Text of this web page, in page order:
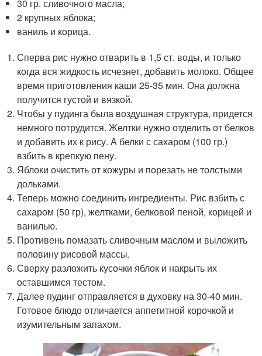
30 гр. сливочного масла;
2 крупных яблока;
ваниль и корица.
Сперва рис нужно отварить в 1,5 ст. воды, и только
когда вся жидкость исчезнет, добавить молоко. Общее
время приготовления каши 25-35 мин. Она должна
получится густой и вязкой.
Чтобы у пудинга была воздушная структура, придется
немного потрудится. Желтки нужно отделить от белков
и добавить их к рису. А белки с сахаром (100 гр.)
взбить в крепкую пену.
Яблоки очистить от кожуры и порезать не толстыми
дольками.
Теперь можно соединить ингредиенты. Рис взбить с
сахаром (50 гр), желтками, белковой пеной, корицей и
ванилью.
Противень помазать сливочным маслом и выложить
половину рисовой массы.
Сверху разложить кусочки яблок и накрыть их
оставшимся тестом.
Далее пудинг отправляется в духовку на 30-40 мин.
Готовое блюдо отличается аппетитной корочкой и
изумительным запахом.